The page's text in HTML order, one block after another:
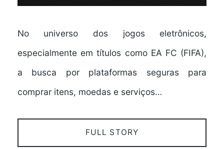
No universo dos jogos eletrônicos,
especialmente em títulos como EA FC (FIFA),
a busca por plataformas seguras para
comprar itens, moedas e serviços…
FULL STORY